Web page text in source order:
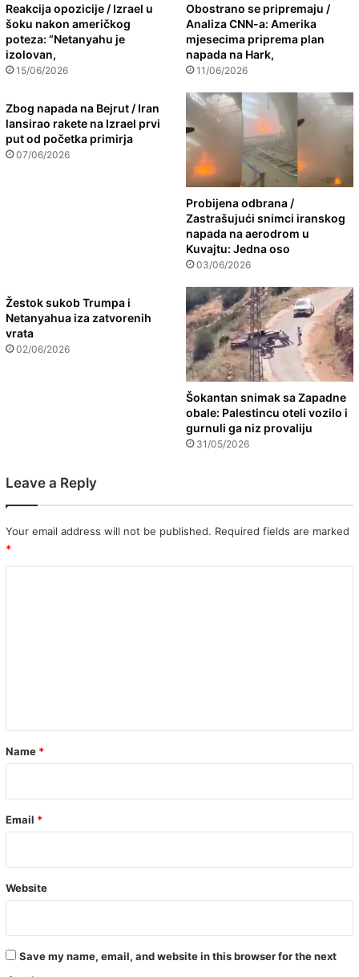
Reakcija opozicije / Izrael u
šoku nakon američkog
poteza: “Netanyahu je
izolovan,
15/06/2026
Obostrano se pripremaju /
Analiza CNN-a: Amerika
mjesecima priprema plan
napada na Hark,
11/06/2026
Zbog napada na Bejrut / Iran
lansirao rakete na Izrael prvi
put od početka primirja
07/06/2026
Probijena odbrana /
Zastrašujući snimci iranskog
napada na aerodrom u
Kuvajtu: Jedna oso
03/06/2026
Žestok sukob Trumpa i
Netanyahua iza zatvorenih
vrata
02/06/2026
Šokantan snimak sa Zapadne
obale: Palestincu oteli vozilo i
gurnuli ga niz provaliju
31/05/2026
Leave a Reply
Your email address will not be published. Required fields are marked
*
*
Name *
Email *
Website
Save my name, email, and website in this browser for the next